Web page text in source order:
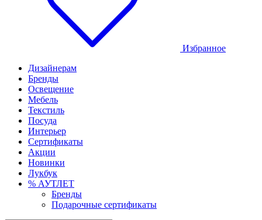
Избранное
Дизайнерам
Бренды
Освещение
Мебель
Текстиль
Посуда
Интерьер
Сертификаты
Акции
Новинки
Лукбук
% АУТЛЕТ
Бренды
Подарочные сертификаты